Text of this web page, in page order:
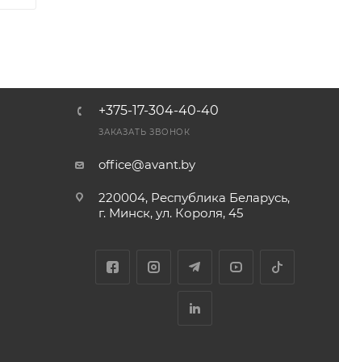
+375-17-304-40-40
ЗАКАЗАТЬ ЗВОНОК
office@avant.by
220004, Республика Беларусь,
г. Минск, ул. Короля, 45